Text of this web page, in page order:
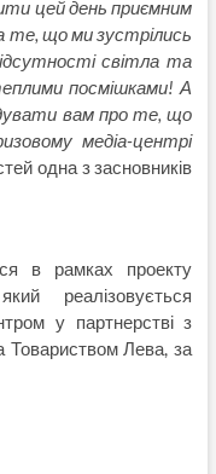
цей день приємним
те, що ми зустрілись
світла та
посмішками! А
вам про те, що
медіа-центрі
одна з засновників
в рамках проекту
реалізовується
у партнерстві з
Товариством Лева, за